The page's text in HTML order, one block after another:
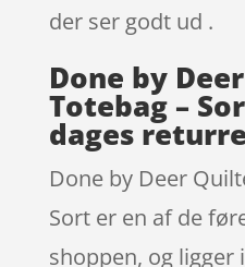
der ser godt ud .
Done by
Totebag –
dages
Done by Deer
Sort er en af de
shoppen, og ligger